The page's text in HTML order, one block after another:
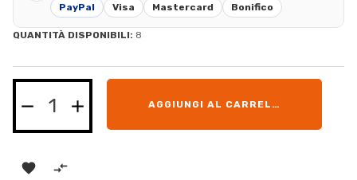
PayPal Visa Mastercard Bonifico
QUANTITÀ DISPONIBILI: 8
AGGIUNGI AL CARRELLO
 